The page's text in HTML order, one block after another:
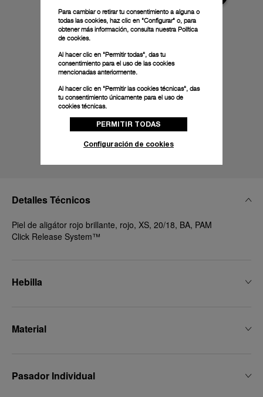
Detalles Técnicos
Piel de aligátor rojo brillante, rojo, XS, 20/18, BA, PAM
Click Release System™
Hebilla
Material
Pasador Individual
Para cambiar o retirar tu consentimiento a alguna o
todas las cookies, haz clic en "Configurar" o, para
obtener más información, consulta nuestra Política
de cookies.
Al hacer clic en "Permitir todas", das tu
consentimiento para el uso de las cookies
mencionadas anteriormente.
Al hacer clic en "Permitir las cookies técnicas", das
tu consentimiento únicamente para el uso de
cookies técnicas.
PERMITIR TODAS
Configuración de cookies